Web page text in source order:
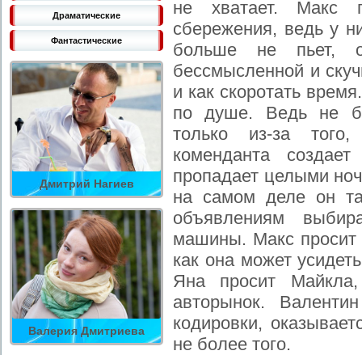
Драматические
Фантастические
Дмитрий Нагиев
Валерия Дмитриева
не хватает. Макс
сбережения, ведь у
больше не пьет,
бессмысленной и
и как скоротать
по душе. Ведь не
только из-за
коменданта
пропадает целыми
на самом деле он
объявлениям
машины. Макс просит
как она может
Яна просит
авторынок.
кодировки,
не более того.